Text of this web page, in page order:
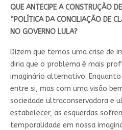
QUE ANTECIPE A CONSTRUÇÃO
“POLÍTICA DA CONCILIAÇÃO DE
NO GOVERNO LULA?
Dizem que temos uma crise de
diria que o problema é mais
imaginário alternativo.
entre si, mas com uma visão
sociedade ultraconservadora e
estabelecer, as esquerdas
temporalidade em nossa